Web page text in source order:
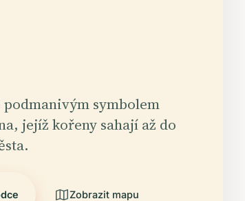
symbolem
jejíž kořeny sahají až do
Zobrazit mapu